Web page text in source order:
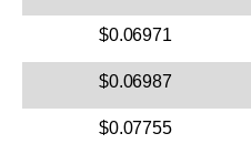
$0.06971
$0.06987
$0.07755